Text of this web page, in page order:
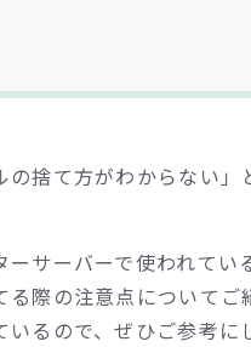
の捨て方がわからない
ーサーバーで使われて
際の注意点について
るので、ぜひご参考に